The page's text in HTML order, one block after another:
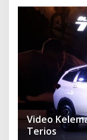
Video
Terios